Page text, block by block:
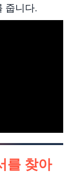
줍니다.
를 찾아